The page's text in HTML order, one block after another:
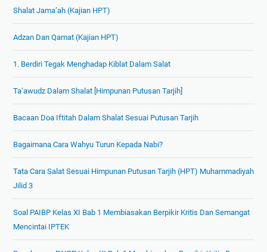
e
a
J
a
w
a
b
a
n
y
a
2
0
2
0
2
1
L
e
n
g
k
d
e
a
n
j
i
l
I
P
S
K
l
Shalat Jama’ah (Kajian HPT)
Adzan Dan Qamat (Kajian HPT)
1. Berdiri Tegak Menghadap Kiblat Dalam Salat
Ta’awudz Dalam Shalat [Himpunan Putusan Tarjih]
Bacaan Doa Iftitah Dalam Shalat Sesuai Putusan Tarjih
Bagaimana Cara Wahyu Turun Kepada Nabi?
Tata Cara Salat Sesuai Himpunan Putusan Tarjih (HPT) Muhammadiyah
Jilid 3
Soal PAIBP Kelas XI Bab 1 Membiasakan Berpikir Kritis Dan Semangat
Mencintai IPTEK